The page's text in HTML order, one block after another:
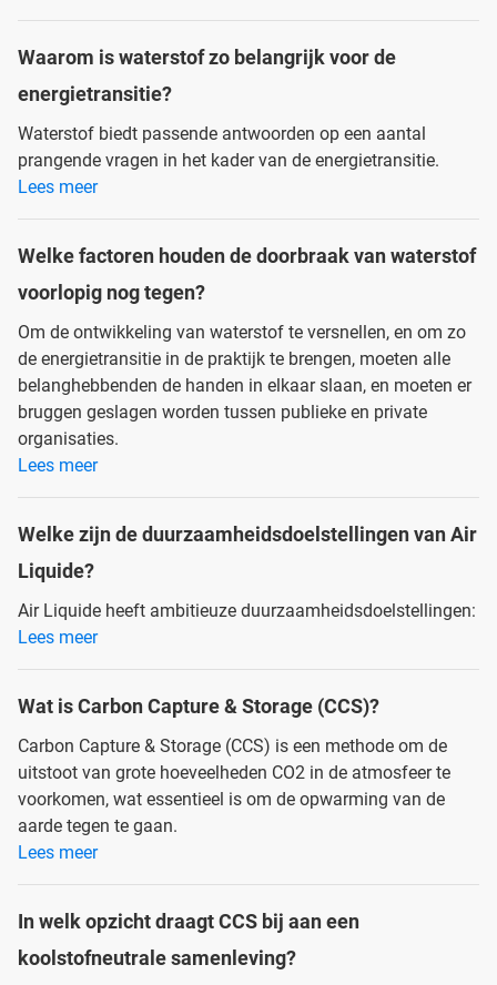
Waarom is waterstof zo belangrijk voor de
energietransitie?
Waterstof biedt passende antwoorden op een aantal
prangende vragen in het kader van de energietransitie.
Lees meer
Welke factoren houden de doorbraak van waterstof
voorlopig nog tegen?
Om de ontwikkeling van waterstof te versnellen, en om zo
de energietransitie in de praktijk te brengen, moeten alle
belanghebbenden de handen in elkaar slaan, en moeten er
bruggen geslagen worden tussen publieke en private
organisaties.
Lees meer
Welke zijn de duurzaamheidsdoelstellingen van Air
Liquide?
Air Liquide heeft ambitieuze duurzaamheidsdoelstellingen:
Lees meer
Wat is Carbon Capture & Storage (CCS)?
Carbon Capture & Storage (CCS) is een methode om de
uitstoot van grote hoeveelheden CO2 in de atmosfeer te
voorkomen, wat essentieel is om de opwarming van de
aarde tegen te gaan.
Lees meer
In welk opzicht draagt CCS bij aan een
koolstofneutrale samenleving?